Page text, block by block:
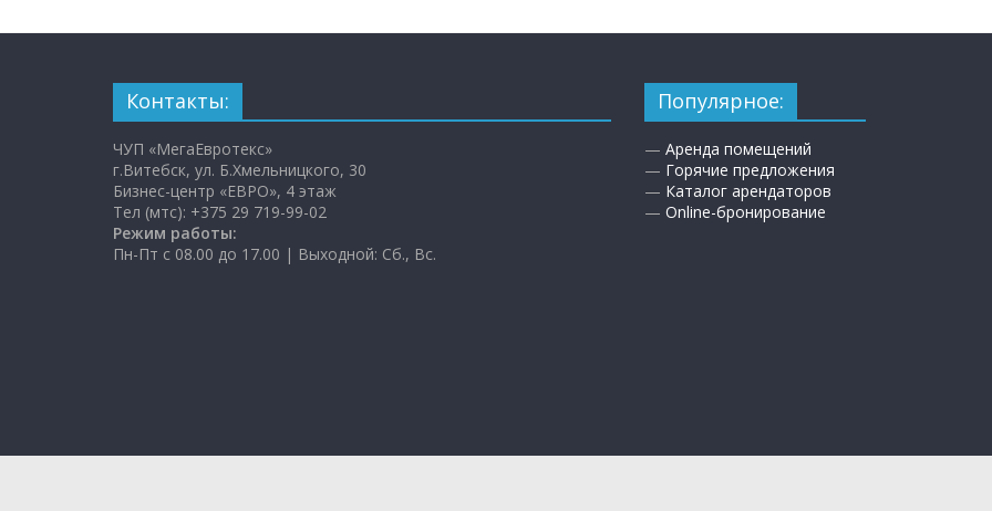
Контакты:
ЧУП «МегаЕвротекс»
г.Витебск, ул. Б.Хмельницкого, 30
Бизнес-центр «ЕВРО», 4 этаж
Тел (мтс): +375 29 719-99-02
Режим работы:
Пн-Пт с 08.00 до 17.00 | Выходной: Сб., Вс.
Популярное:
— Аренда помещений
— Горячие предложения
— Каталог арендаторов
— Online-бронирование